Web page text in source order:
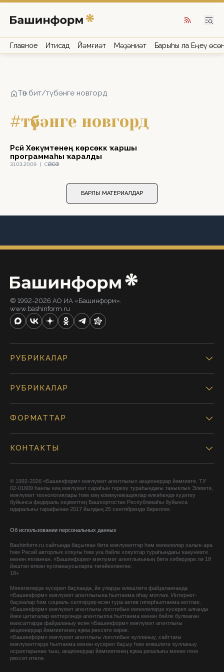
Главное Иҡтисад Йәмғиәт Мәҙәниәт Барыһы ла Еңеү
Төп бит/түбәнге новгорд
#түбәнге новгорд
31.03.2009 | СӘЙӘСӘТ
Рәсәй Хөкүмәтенең көрсөккә ҡаршы
программаһы ҡаралды
БАРЛЫҠ МАТЕРИАЛДАР
© 1992-2026 АО ИА «Башинформ».
www.bashinform.ru
РУБРИКАЛАР
РУБРИКАЛАР
ФОРМАТТАР
КОНТАКТЫ
© 1992-2026 «Башинформ» мәғлүмәт агентлығы» акционерҙар йәмғиәте. ТУ
02-01609 һанлы киң мәғлүмәт сараһын теркәү тураһындағы таныҡлыҡ Элемтә,
мәғлүмәт технологиялары һәм киң коммуникациялар өлкәһендә күҙәтеү
буйынса федераль хеҙмәттең Башҡортостан Республикаһы буйынса
идаралығы тарафынан 2017 йылдың 25 сентябрендә бирелгән.
Об использовании персональных данных
Bashinform.ru сайтында баҫылған бөтә мәғлүмәттәр һәм мәҡәләләр халыҡ-ара
һәм Рәсәй авторлыҡ хоҡуғы һәм уға бәйле хоҡуҡтар тураһындағы ҡануниәте
менән яҡланған. «Башинформ» мәғлүмәт агентлығының бөтә хәбәрҙәре лә 18
йәштән өлкән ҡулланыусыларға тәғәйенләнгән.
18+
Мәҡәләләрҙе күсереп баҫҡанда, йә уларҙы өлөшләтә файҙаланғанда
«Башинформ» мәғлүмәт агентлығына һылтанма яһау мотлаҡ. Интернет-
баҫмалар һәм социаль селтәрҙәр өсөн тура актив гиперһылтанма мотлаҡ.
«Башинформ» мәғлүмәт агентлығы логотибын мәҡәләләрҙе күсереп алғанда
йәки цитаталар килтергәндә агентлыҡҡа һылтанма менән бәйле булмаған
маҡсаттарҙа файҙаланыу өсөн «Башинформ» мәғлүмәт агентлығы
акционерҙар йәмғиәтенең яҙма рөхсәте кәрәк.
«Башинформ» мәғлүмәт агентлығы логотибын ҡулланыу, сайттағы
мәғлүмәттәрҙе һылтанма менән күсереп баҫыу һәм өлөшләтә ҡулланыу
осраҡтарынан тыш, акционерҙар йәмғиәтенең яҙма ризалығы менән генә
рөхсәт ителә.